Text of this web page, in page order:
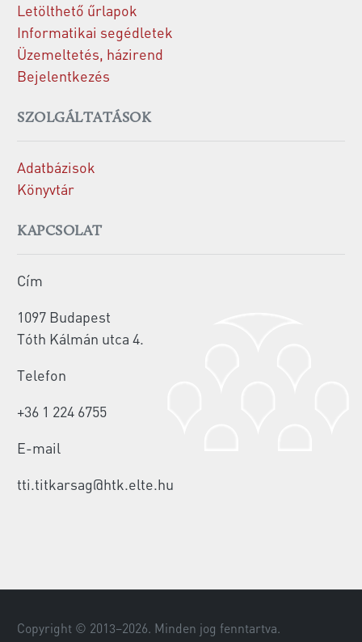
Letölthető űrlapok
Informatikai segédletek
Üzemeltetés, házirend
Bejelentkezés
SZOLGÁLTATÁSOK
Adatbázisok
Könyvtár
KAPCSOLAT
Cím
1097 Budapest
Tóth Kálmán utca 4.
Telefon
+36 1 224 6755
E-mail
tti.titkarsag@htk.elte.hu
Copyright © 2013–2026. Minden jog fenntartva.